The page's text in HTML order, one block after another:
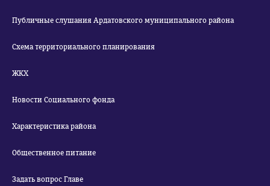
Публичные слушания Ардатовского муниципального района
Схема территориального планирования
ЖКХ
Новости Социального фонда
Характеристика района
Общественное питание
Задать вопрос Главе